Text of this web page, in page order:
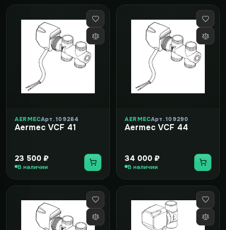
AERMECАрт. 109284
Aermec VCF 41
23 500 ₽
В наличии
AERMECАрт. 109290
Aermec VCF 44
34 000 ₽
В наличии